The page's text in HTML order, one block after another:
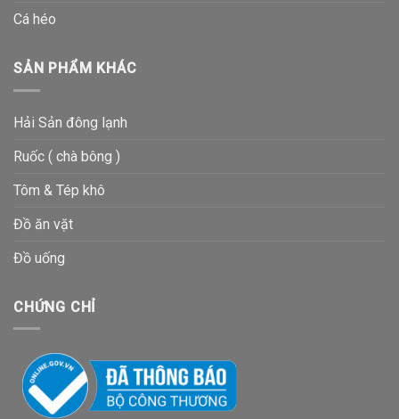
Cá héo
SẢN PHẨM KHÁC
Hải Sản đông lạnh
Ruốc ( chà bông )
Tôm & Tép khô
Đồ ăn vặt
Đồ uống
CHỨNG CHỈ